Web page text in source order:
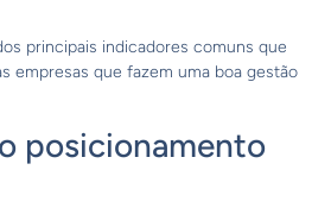
principais indicadores comuns que
empresas que fazem uma boa gestão
posicionamento